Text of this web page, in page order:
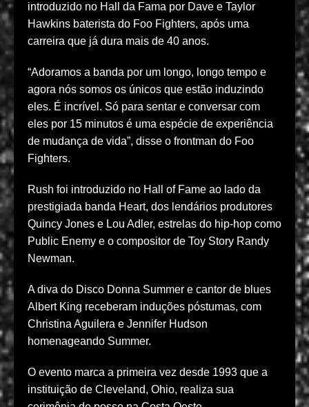
introduzido no Hall da Fama por Dave e Taylor
Hawkins baterista do Foo Fighters, após uma
carreira que já dura mais de 40 anos.
“Adoramos a banda por um longo, longo tempo e
agora nós somos os únicos que estão induzindo
eles. É incrível. Só para sentar e conversar com
eles por 15 minutos é uma espécie de experiência
de mudança de vida”, disse o frontman do Foo
Fighters.
Rush foi introduzido no Hall of Fame ao lado da
prestigiada banda Heart, dos lendários produtores
Quincy Jones e Lou Adler, estrelas do hip-hop como
Public Enemy e o compositor de Toy Story Randy
Newman.
A diva do Disco Donna Summer e cantor de blues
Albert King receberam induções póstumas, com
Christina Aguilera e Jennifer Hudson
homenageando Summer.
O evento marca a primeira vez desde 1993 que a
instituição de Cleveland, Ohio, realiza sua